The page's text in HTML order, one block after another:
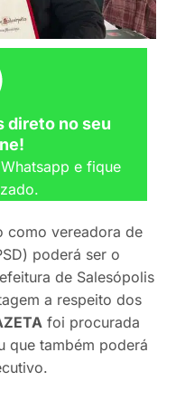
direto no seu
e fique
como vereadora de
poderá ser o
de Salesópolis
a respeito dos
foi procurada
que também poderá